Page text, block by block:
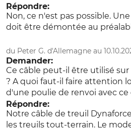
Répondre:
Non, ce n'est pas possible.
doit être démontée au
du Peter G. d'Allemagne au
Demander:
Ce câble peut-il être utilisé
? A quoi faut-il faire attention
d'une poulie de renvoi avec ce
Répondre:
Notre câble de treuil
les treuils tout-terrain. Le